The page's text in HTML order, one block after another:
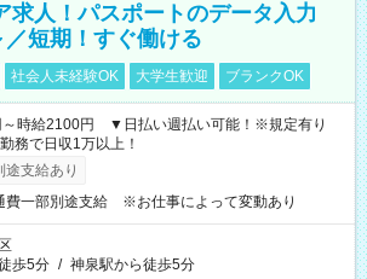
求人！パスポートのデータ入力
／短期！すぐ働ける
社会人未経験OK 大学生歓迎 ブランクOK
～時給2100円 ▼日払い週払い可能！※規定有り
務で日収1万以上！
途支給あり
費一部別途支給 ※お仕事によって変動あり
歩5分 / 神泉駅から徒歩5分